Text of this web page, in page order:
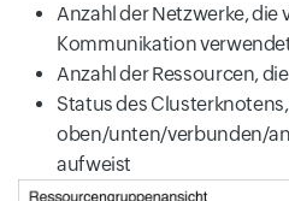
Anzahl der Netzwerke, die
Kommunikation
Anzahl der Ressourcen,
Status des
oben/unten/verbunden/
aufweist